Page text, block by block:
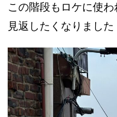
この階段もロケに使
見返したくなりました